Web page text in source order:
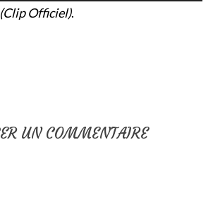
Officiel).
UN COMMENTAIRE